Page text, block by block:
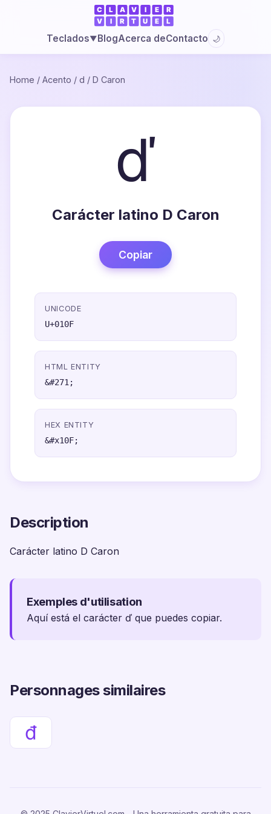
Teclados▼BlogAcerca deContacto 🌙
Home / Acento / d / D Caron
ď
Carácter latino D Caron
Copiar
UNICODE
U+010F
HTML ENTITY
&#271;
HEX ENTITY
&#x10F;
Description
Carácter latino D Caron
Exemples d'utilisation
Aquí está el carácter ď que puedes copiar.
Personnages similaires
đ